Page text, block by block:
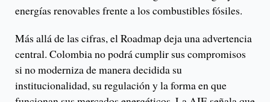
energías renovables frente a los combustibles fósiles.
Más allá de las cifras, el Roadmap deja una advertencia
central. Colombia no podrá cumplir sus compromisos
si no moderniza de manera decidida su
institucionalidad, su regulación y la forma en que